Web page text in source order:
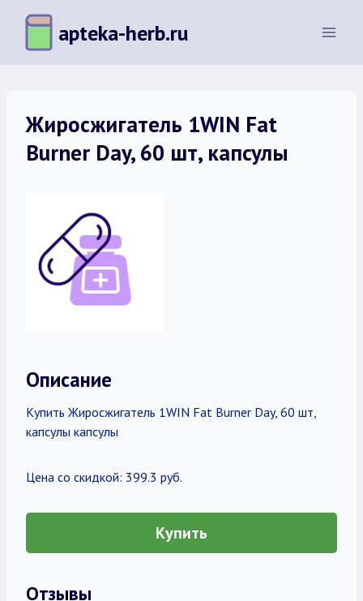
Перейти
содержимому
apteka-herb.ru
Жиросжигатель 1WIN Fat
Burner Day, 60 шт, капсулы
Описание
Купить Жиросжигатель 1WIN Fat Burner Day, 60 шт,
капсулы капсулы
Цена со скидкой: 399.3 руб.
Купить
Отзывы